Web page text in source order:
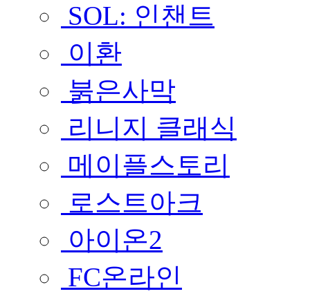
SOL: 인챈트
이환
붉은사막
리니지 클래식
메이플스토리
로스트아크
아이온2
FC온라인